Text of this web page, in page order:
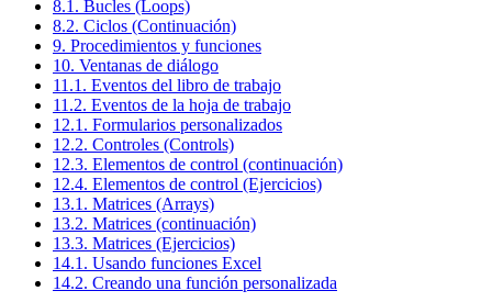
8.1. Bucles (Loops)
8.2. Ciclos (Continuación)
9. Procedimientos y funciones
10. Ventanas de diálogo
11.1. Eventos del libro de trabajo
11.2. Eventos de la hoja de trabajo
12.1. Formularios personalizados
12.2. Controles (Controls)
12.3. Elementos de control (continuación)
12.4. Elementos de control (Ejercicios)
13.1. Matrices (Arrays)
13.2. Matrices (continuación)
13.3. Matrices (Ejercicios)
14.1. Usando funciones Excel
14.2. Creando una función personalizada